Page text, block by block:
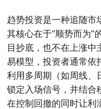
趋势投资是一种追随市
其核心在于“顺势而为”
目抄底，也不在上涨中
易模型，投资者通常依
利用多周期（如周线、
锁定入场信号，并结合
在控制回撤的同时让利